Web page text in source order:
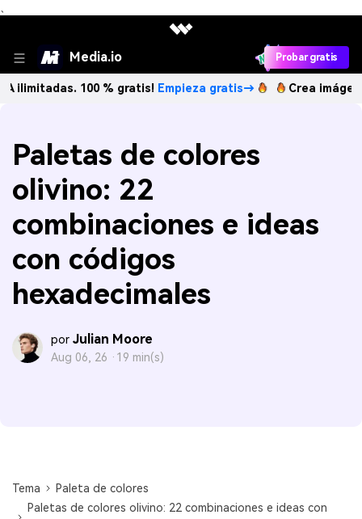
、
Media.io Probar gratis
100 % gratis! Empieza gratis→ Crea imágenes IA
Paletas de colores
olivino: 22
combinaciones e ideas
con códigos
hexadecimales
por Julian Moore
Aug 06, 26 · 19 min(s)
Tema
Paleta de colores
Paletas de colores olivino: 22 combinaciones e ideas con